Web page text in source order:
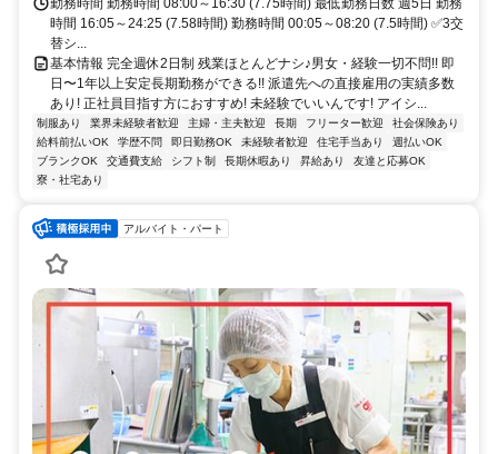
勤務時間 勤務時間 08:00～16:30 (7.75時間) 最低勤務日数 週5日 勤務
時間 16:05～24:25 (7.58時間) 勤務時間 00:05～08:20 (7.5時間) ✅3交
替シ...
基本情報 完全週休2日制 残業ほとんどナシ♪男女・経験一切不問!! 即
日〜1年以上安定長期勤務ができる!! 派遣先への直接雇用の実績多数
あり! 正社員目指す方におすすめ! 未経験でいいんです! アイシ...
制服あり 業界未経験者歓迎 主婦・主夫歓迎 長期 フリーター歓迎
社会保険あり
給料前払いOK
学歴不問 即日勤務OK 未経験者歓迎 住宅手当あり
週払いOK
ブランクOK
交通費支給 シフト制 長期休暇あり 昇給あり
友達と応募OK
寮・社宅あり
アルバイト・パート